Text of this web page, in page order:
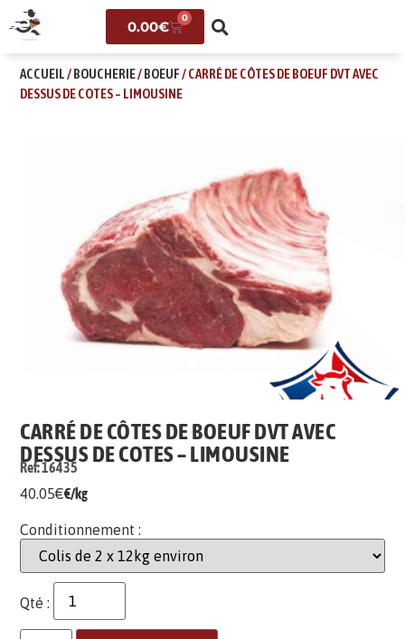
0.00€
0
ACCUEIL/BOUCHERIE/BOEUF/ CARRÉ DE CÔTES DE BOEUF DVT AVEC
DESSUS DE COTES – LIMOUSINE
CARRÉ DE CÔTES DE BOEUF DVT AVEC
DESSUS DE COTES – LIMOUSINE
Ref: 16435
40.05€€/kg
Conditionnement :
Qté :